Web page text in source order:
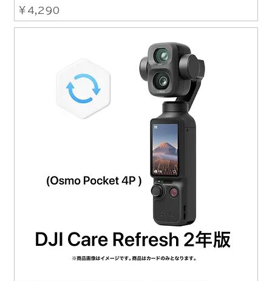
価格
￥4,290